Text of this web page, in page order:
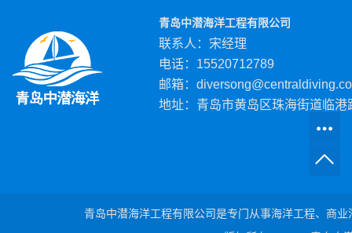
青岛中潜海洋工程有限公司
联系人：宋经理
电话：15520712789
邮箱：
地址：青岛市黄岛区珠海街道临港
青岛中潜海洋工程有限公司是专门从事海洋工程、商